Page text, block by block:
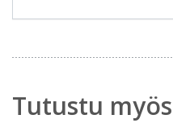
Tutustu myös